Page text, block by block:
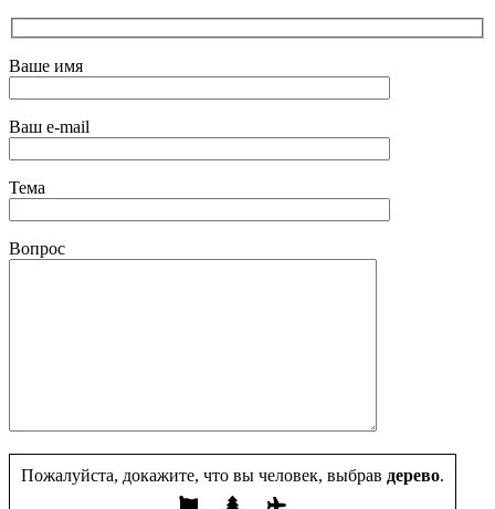
Ваше имя
Ваш e-mail
Тема
Вопрос
Пожалуйста, докажите, что вы человек, выбрав дерево.